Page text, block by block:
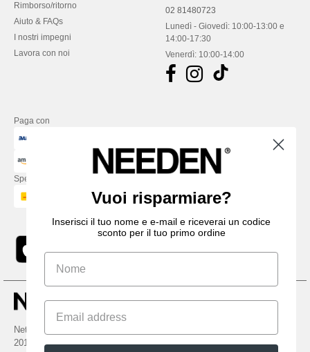
Rimborso/ritorno
Aiuto & FAQs
I nostri impegni
Lavora con noi
02 81480723
Lunedì - Giovedì: 10:00-13:00 e
14:00-17:30
Venerdì: 10:00-14:00
Paga con
Spediamo con
Netenders Italy SRL — Registered office GALLERIA DEL CORSO 1 -
20122 MILANO (MI) -Italy
Vuoi risparmiare?
Inserisci il tuo nome e e-mail e riceverai un codice
sconto per il tuo primo ordine